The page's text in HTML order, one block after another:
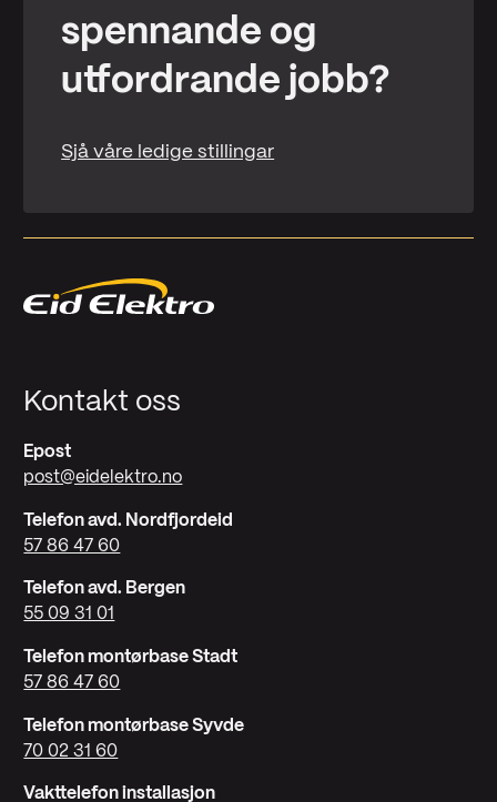
spennande og
utfordrande jobb?
Sjå våre ledige stillingar
Kontakt oss
Epost
post@eidelektro.no
Telefon avd. Nordfjordeid
57 86 47 60
Telefon avd. Bergen
55 09 31 01
Telefon montørbase Stadt
57 86 47 60
Telefon montørbase Syvde
70 02 31 60
Vakttelefon installasjon